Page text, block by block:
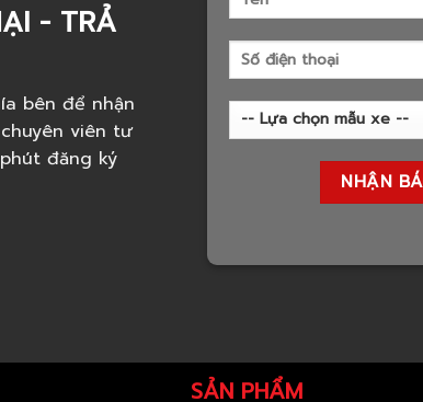
- TRẢ
bên để nhận
viên tư
đăng ký
SẢN PHẨM